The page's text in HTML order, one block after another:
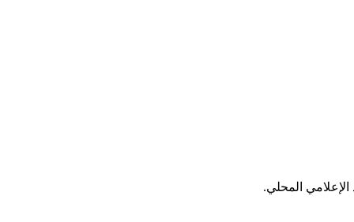
المحلي.